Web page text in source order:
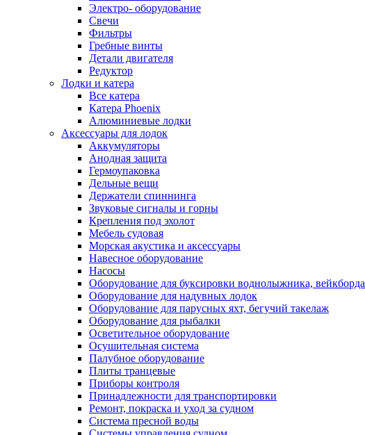
Электро- оборудование
Свечи
Фильтры
Гребные винты
Детали двигателя
Редуктор
Лодки и катера
Все катера
Катера Phoenix
Алюминиевые лодки
Аксессуары для лодок
Аккумуляторы
Анодная защита
Гермоупаковка
Дельные вещи
Держатели спиннинга
Звуковые сигналы и горны
Крепления под эхолот
Мебель судовая
Морская акустика и аксессуары
Навесное оборудование
Насосы
Оборудование для буксировки воднолыжника, вейкборда
Оборудование для надувных лодок
Оборудование для парусных яхт, бегучий такелаж
Оборудование для рыбалки
Осветительное оборудование
Осушительная система
Палубное оборудование
Плиты транцевые
Приборы контроля
Принадлежности для транспортировки
Ремонт, покраска и уход за судном
Система пресной воды